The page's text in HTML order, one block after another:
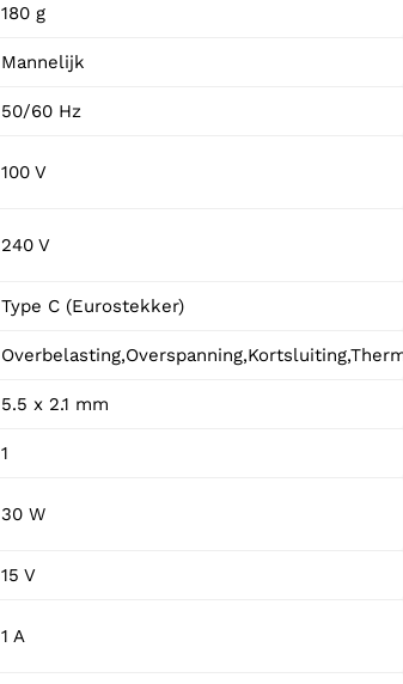
180 g
Mannelijk
50/60 Hz
100 V
240 V
Type C (Eurostekker)
5.5 x 2.1 mm
1
30 W
15 V
1 A